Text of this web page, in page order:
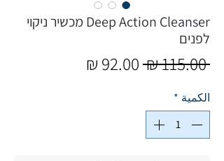
Deep Action Cleanser מכשיר ניקוי
לפנים
‏115.00 ₪
سعر
الكمية *